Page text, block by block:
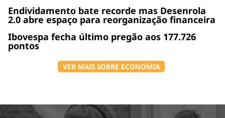
Endividamento bate recorde mas Desenrola
2.0 abre espaço para reorganização financeira
Ibovespa fecha último pregão aos 177.726
pontos
VER MAIS SOBRE ECONOMIA